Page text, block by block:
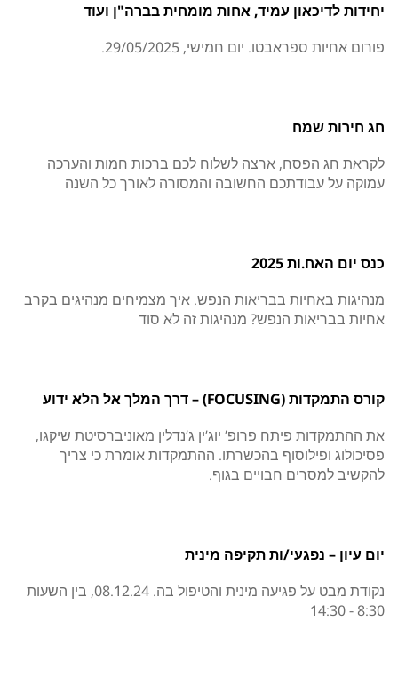
יחידות לדיכאון עמיד, אחות מומחית בברה"ן ועוד
פורום אחיות ספראבטו. יום חמישי, 29/05/2025.
חג חירות שמח
לקראת חג הפסח, ארצה לשלוח לכם ברכות חמות והערכה
עמוקה על עבודתכם החשובה והמסורה לאורך כל השנה
כנס יום האח.ות 2025
מנהיגות באחיות בבריאות הנפש. איך מצמיחים מנהיגים בקרב
אחיות בבריאות הנפש? מנהיגות זה לא סוד
קורס התמקדות (FOCUSING) – דרך המלך אל הלא ידוע
את ההתמקדות פיתח פרופ’ יוג’ין ג’נדלין מאוניברסיטת שיקגו,
פסיכולוג ופילוסוף בהכשרתו. ההתמקדות אומרת כי צריך
להקשיב למסרים חבויים בגוף.
יום עיון – נפגעי/ות תקיפה מינית
נקודת מבט על פגיעה מינית והטיפול בה. 08.12.24, בין השעות
8:30 - 14:30